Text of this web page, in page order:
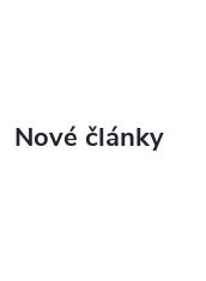
Nové články